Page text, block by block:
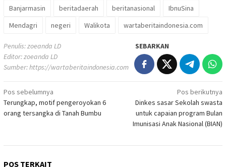
Banjarmasin beritadaerah beritanasional
IbnuSina
Mendagri
negeri Walikota wartaberitaindonesia.com
Penulis: zoeanda LD
Editor: zoeanda LD
Sumber:https://wartaberitaindonesia.com
SEBARKAN
Navigasi
pos
Pos sebelumnya
Terungkap, motif pengeroyokan 6
orang tersangka di Tanah Bumbu
Pos berikutnya
Dinkes sasar Sekolah swasta
untuk capaian program Bulan
Imunisasi Anak Nasional (BIAN)
POS TERKAIT